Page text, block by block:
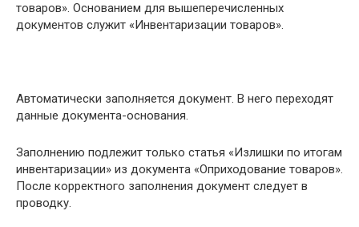
товаров». Основанием для вышеперечисленных
документов служит «Инвентаризации товаров».
Автоматически заполняется документ. В него переходят
данные документа-основания.
Заполнению подлежит только статья «Излишки по итогам
инвентаризации» из документа «Оприходование товаров».
После корректного заполнения документ следует в
проводку.